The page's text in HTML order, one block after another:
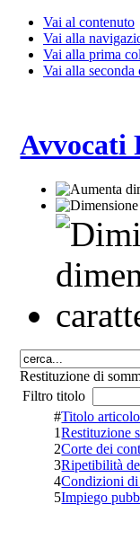
Vai al contenuto
Vai alla
Vai alla prima
Vai alla seconda
Avvocati
Restituzione di
Filtro titolo
#Titolo articolo
1Restituzione
2Corte dei
3Ripetibilità
4Condizioni di
5Impiego